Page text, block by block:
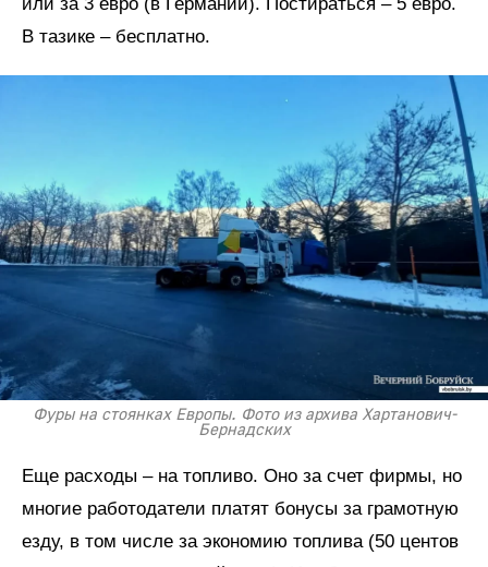
В тазике – бесплатно.
Фуры на стоянках Европы. Фото из архива Хартанович-
Бернадских
Еще расходы – на топливо. Оно за счет фирмы, но
многие работодатели платят бонусы за грамотную
езду, в том числе за экономию топлива (50 центов